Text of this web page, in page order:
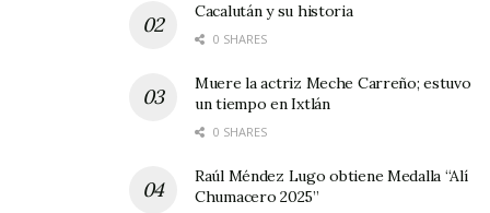
Cacalután y su historia
0 SHARES
Muere la actriz Meche Carreño; estuvo
un tiempo en Ixtlán
0 SHARES
Raúl Méndez Lugo obtiene Medalla “Alí
Chumacero 2025”